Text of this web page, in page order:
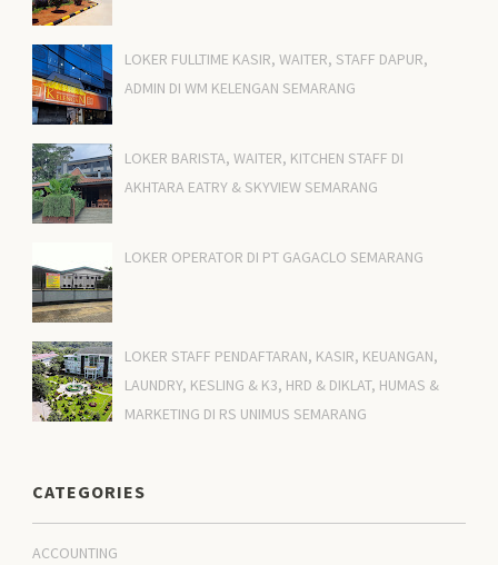
LOKER FULLTIME KASIR, WAITER, STAFF DAPUR,
ADMIN DI WM KELENGAN SEMARANG
LOKER BARISTA, WAITER, KITCHEN STAFF DI
AKHTARA EATRY & SKYVIEW SEMARANG
LOKER OPERATOR DI PT GAGACLO SEMARANG
LOKER STAFF PENDAFTARAN, KASIR, KEUANGAN,
LAUNDRY, KESLING & K3, HRD & DIKLAT, HUMAS &
MARKETING DI RS UNIMUS SEMARANG
CATEGORIES
ACCOUNTING